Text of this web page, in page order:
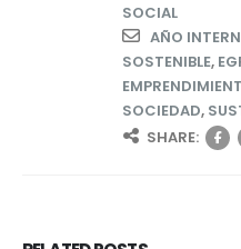
SOCIAL
AÑO
SOSTENIBLE,
SOCIEDAD,
SHARE: